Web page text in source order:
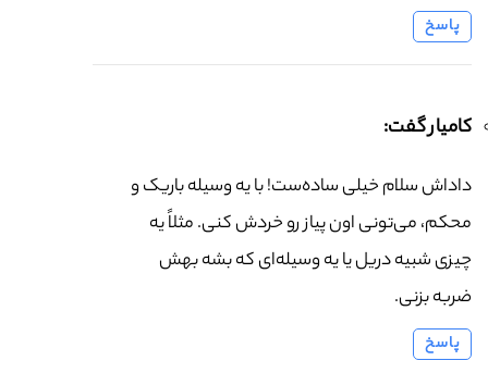
پاسخ
کامیار گفت:
داداش سلام خیلی ساده‌ست! با یه وسیله باریک و
محکم، می‌تونی اون پیاز رو خردش کنی. مثلاً یه
چیزی شبیه دریل یا یه وسیله‌ای که بشه بهش
ضربه بزنی.
پاسخ